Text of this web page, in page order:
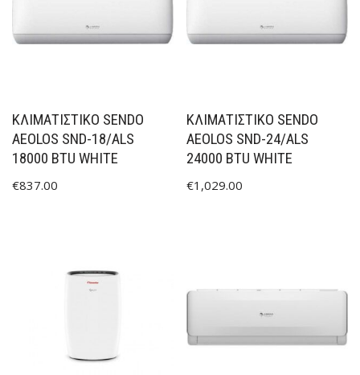
ΚΛΙΜΑΤΙΣΤΙΚΟ SENDO
AEOLOS SND-18/ALS
18000 BTU WHITE
€837.00
ΚΛΙΜΑΤΙΣΤΙΚΟ SENDO
AEOLOS SND-24/ALS
24000 BTU WHITE
€1,029.00